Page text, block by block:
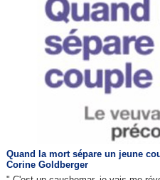
Quand la mort sépare un jeune
Corine Goldberger